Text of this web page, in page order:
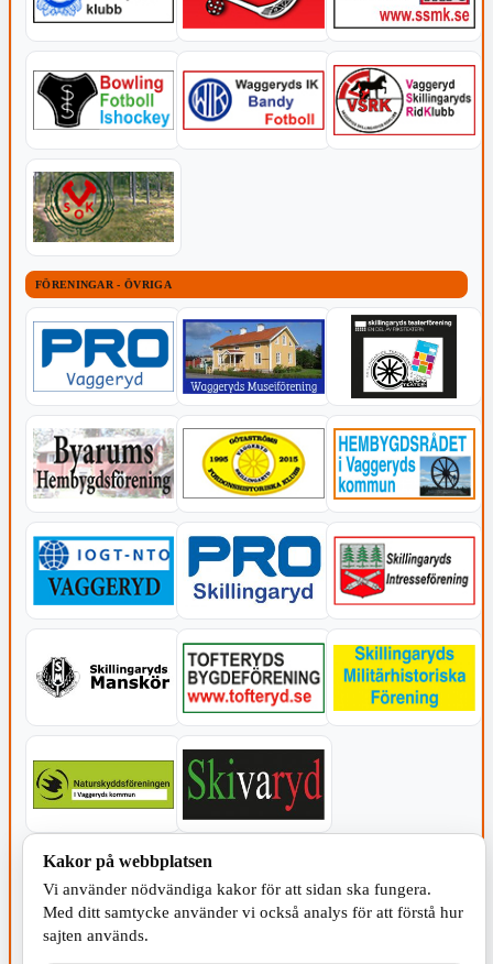
FÖRENINGAR - ÖVRIGA
KOMMUNEN
Kakor på webbplatsen
Vi använder nödvändiga kakor för att sidan ska fungera.
Med ditt samtycke använder vi också analys för att förstå hur
sajten används.